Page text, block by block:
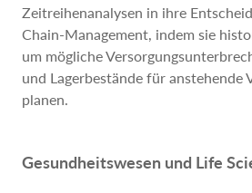
Zeitreihenanalysen in ihre
Chain-Management, indem sie
um mögliche
und Lagerbestände für anstehende
planen.
Gesundheitswesen und Life